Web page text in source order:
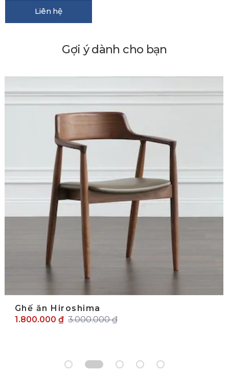
Liên hệ
Gợi ý dành cho bạn
Ghế ăn Hiroshima
1.800.000 ₫ 3.000.000 ₫